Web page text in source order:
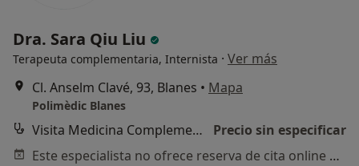
Dra. Sara Qiu Liu
Terapeuta complementaria, Internista · Ver más
Cl. Anselm Clavé, 93, Blanes • Mapa
Polimèdic Blanes
Visita Medicina Complementaria y terapias alternativas
Precio sin especificar
Este especialista no ofrece reserva de cita online en esta dirección.